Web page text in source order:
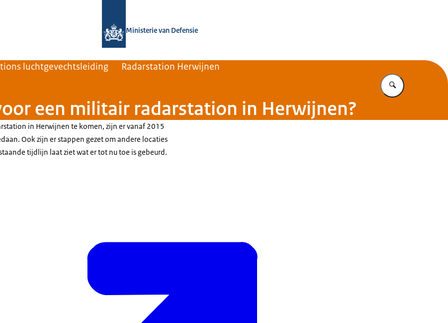
Ministerie van Defensie
luchtgevechtsleiding Radarstation Herwijnen
Vul in wat u
een militair radarstation in Herwijnen?
in Herwijnen te komen, zijn er vanaf 2015
Ook zijn er stappen gezet om andere locaties
tijdlijn laat ziet wat er tot nu toe is gebeurd.